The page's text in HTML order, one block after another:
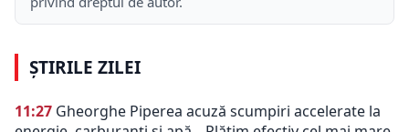
ȘTIRILE ZILEI
11:27 Gheorghe Piperea acuză scumpiri accelerate la